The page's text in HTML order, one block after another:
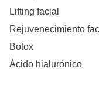
Lifting facial
Rejuvenecimiento
Botox
Ácido hialurónico